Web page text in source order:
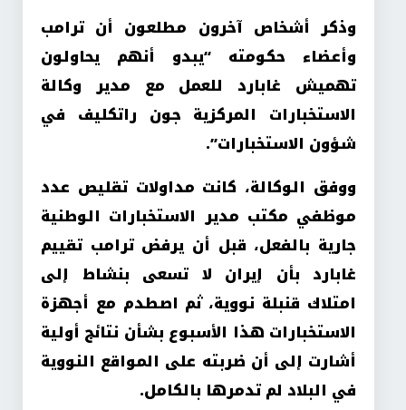
وذكر أشخاص آخرون مطلعون أن ترامب
وأعضاء حكومته “يبدو أنهم يحاولون
تهميش غابارد للعمل مع مدير وكالة
الاستخبارات المركزية جون راتكليف في
شؤون الاستخبارات”.
ووفق الوكالة، كانت مداولات تقليص عدد
موظفي مكتب مدير الاستخبارات الوطنية
جارية بالفعل، قبل أن يرفض ترامب تقييم
غابارد بأن إيران لا تسعى بنشاط إلى
امتلاك قنبلة نووية، ثم اصطدم مع أجهزة
الاستخبارات هذا الأسبوع بشأن نتائج أولية
أشارت إلى أن ضربته على المواقع النووية
في البلاد لم تدمرها بالكامل.